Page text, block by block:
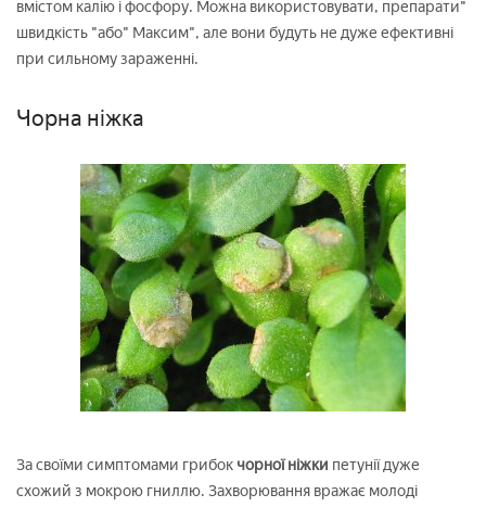
вмістом калію і фосфору. Можна використовувати, препарати"
швидкість "або" Максим", але вони будуть не дуже ефективні
при сильному зараженні.
Чорна ніжка
За своїми симптомами грибок чорної ніжки петунії дуже
схожий з мокрою гниллю. Захворювання вражає молоді